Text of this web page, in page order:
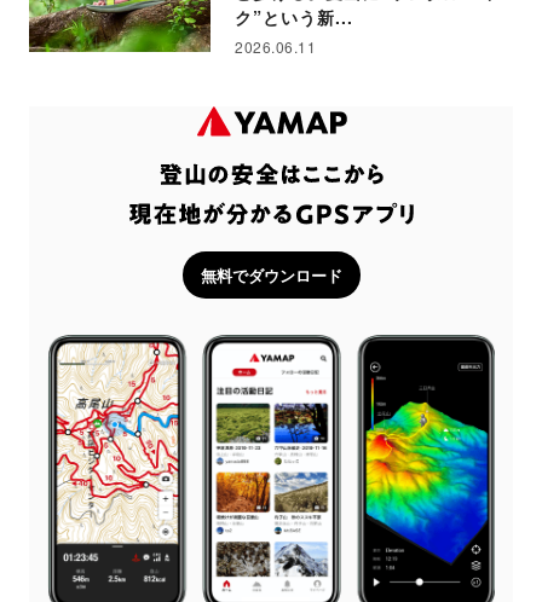
ク”という新...
2026.06.11
無料でダウンロード